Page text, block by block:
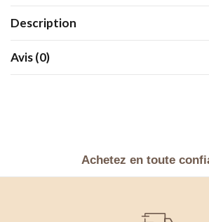
Description
Avis (0)
Achetez en toute